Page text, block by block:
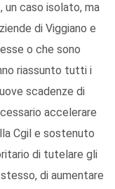
un caso isolato, ma
di Viggiano e
o che sono
riassunto tutti i
scadenze di
accelerare
Cgil e sostenuto
di tutelare gli
di aumentare